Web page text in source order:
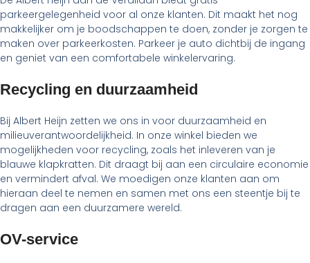
parkeergelegenheid voor al onze klanten. Dit maakt het nog
makkelijker om je boodschappen te doen, zonder je zorgen te
maken over parkeerkosten. Parkeer je auto dichtbij de ingang
en geniet van een comfortabele winkelervaring.
Recycling en duurzaamheid
Bij Albert Heijn zetten we ons in voor duurzaamheid en
milieuverantwoordelijkheid. In onze winkel bieden we
mogelijkheden voor recycling, zoals het inleveren van je
blauwe klapkratten. Dit draagt bij aan een circulaire economie
en vermindert afval. We moedigen onze klanten aan om
hieraan deel te nemen en samen met ons een steentje bij te
dragen aan een duurzamere wereld.
OV-service